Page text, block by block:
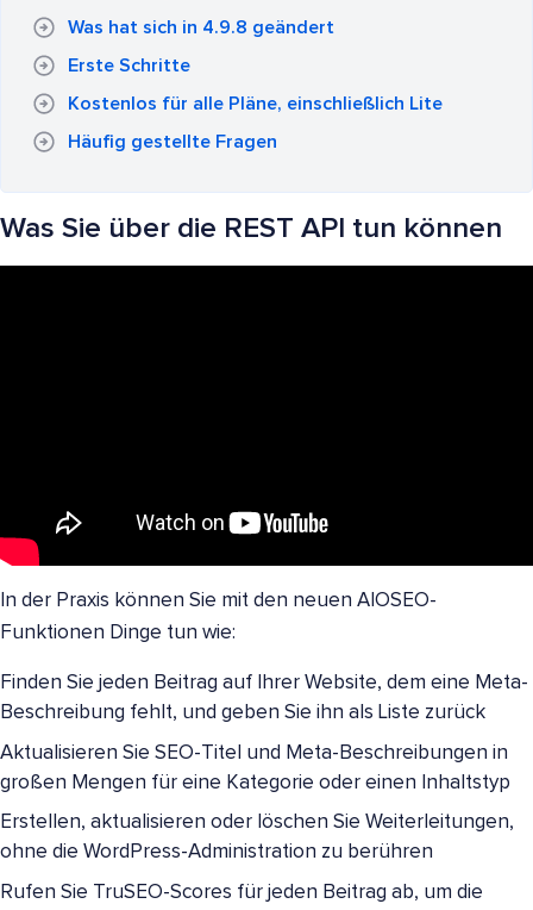
Was hat sich in 4.9.8 geändert
Erste Schritte
Kostenlos für alle Pläne, einschließlich Lite
Häufig gestellte Fragen
Was Sie über die REST API tun können
In der Praxis können Sie mit den neuen AIOSEO-
Funktionen Dinge tun wie:
Finden Sie jeden Beitrag auf Ihrer Website, dem eine Meta-
Beschreibung fehlt, und geben Sie ihn als Liste zurück
Aktualisieren Sie SEO-Titel und Meta-Beschreibungen in
großen Mengen für eine Kategorie oder einen Inhaltstyp
Erstellen, aktualisieren oder löschen Sie Weiterleitungen,
ohne die WordPress-Administration zu berühren
Rufen Sie TruSEO-Scores für jeden Beitrag ab, um die